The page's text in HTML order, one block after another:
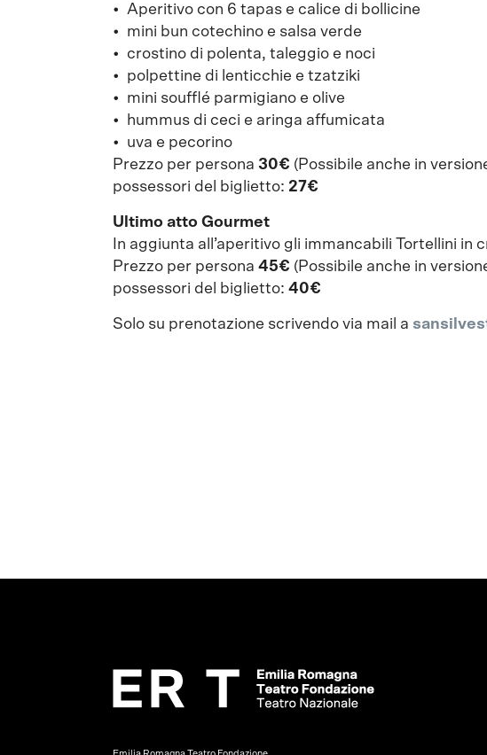
•⁠ Aperitivo con 6 tapas e calice di bollicine
⁠⁠⁠•⁠ mini bun cotechino e salsa verde
•⁠ ⁠⁠⁠crostino di polenta, taleggio e noci
•⁠ ⁠⁠polpettine di lenticchie e tzatziki
•⁠ ⁠⁠⁠⁠mini soufflé parmigiano e olive
•⁠ ⁠⁠hummus di ceci e aringa affumicata
•⁠ ⁠⁠⁠⁠⁠uva e pecorino
Prezzo per persona 30€ (Possibile anche in
possessori del biglietto: 27€
Ultimo atto Gourmet
In aggiunta all’aperitivo gli immancabili Tortellini
Prezzo per persona 45€ (Possibile anche in
possessori del biglietto: 40€
Solo su prenotazione scrivendo via mail a